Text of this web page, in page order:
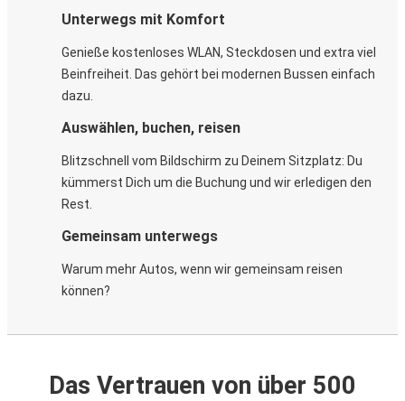
Unterwegs mit Komfort
Genieße kostenloses WLAN, Steckdosen und extra viel
Beinfreiheit. Das gehört bei modernen Bussen einfach
dazu.
Auswählen, buchen, reisen
Blitzschnell vom Bildschirm zu Deinem Sitzplatz: Du
kümmerst Dich um die Buchung und wir erledigen den
Rest.
Gemeinsam unterwegs
Warum mehr Autos, wenn wir gemeinsam reisen
können?
Das Vertrauen von über 500